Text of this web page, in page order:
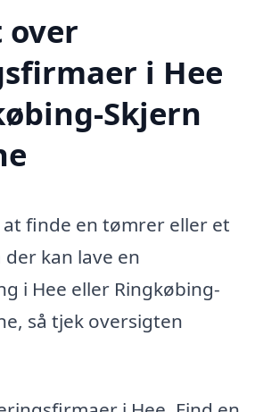
over
i Hee
Skjern
finde en tømrer eller et
kan lave en
i Hee eller Ringkøbing-
så tjek oversigten